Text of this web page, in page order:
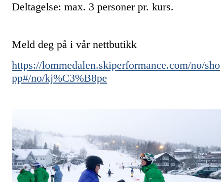
Deltagelse: max. 3 personer pr. kurs.
Meld deg på i vår nettbutikk
https://lommedalen.skiperformance.com/no/sho
pp#/no/kj%C3%B8pe